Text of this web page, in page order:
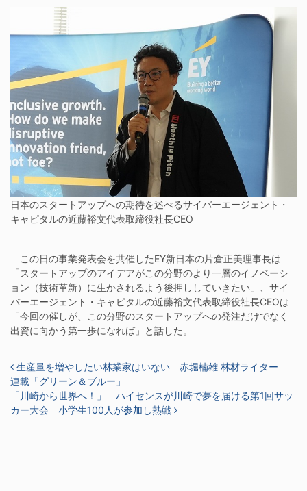
日本のスタートアップへの期待を述べるサイバーエージェント・
キャピタルの近藤裕文代表取締役社長CEO
この日の事業発表会を共催したEY新日本の片倉正美理事長は
「スタートアップのアイデアがこの分野のより一層のイノベーシ
ョン（技術革新）に生かされるよう後押ししていきたい」、サイ
バーエージェント・キャピタルの近藤裕文代表取締役社長CEOは
「今回の催しが、この分野のスタートアップへの発注だけでなく
出資に向かう第一歩になれば」と話した。
投稿ナビゲーション
生産量を増やしたい林業家はいない 赤堀楠雄 林材ライター
連載「グリーン＆ブルー」
「川崎から世界へ！」 ハイセンスが川崎で夢を届ける第1回サッ
カー大会 小学生100人が参加し熱戦